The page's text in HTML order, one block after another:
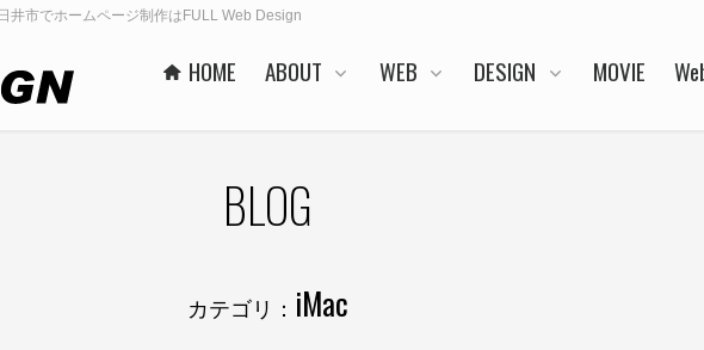
井市でホームページ制作はFULL Web Design
HOME ABOUT WEB DESIGN MOVIE
BLOG
カテゴリ： iMac